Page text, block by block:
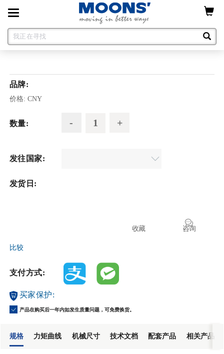
Toggle
navigation
品牌:
价格: CNY
数量:
发往国家:
发货日:
咨询
收藏
比较
支付方式:
买家保护:
产品在购买后一年内如发生质量问题，可免费换货。
规格 力矩曲线 机械尺寸 技术文档 配套产品 相关产品